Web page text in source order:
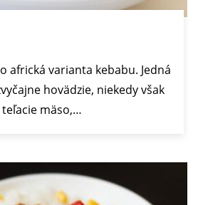
africká varianta kebabu. Jedná
hovädzie, niekedy však
mäso,…